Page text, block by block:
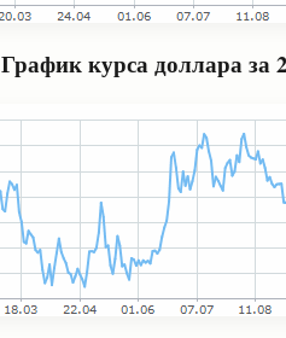
График курса доллара за